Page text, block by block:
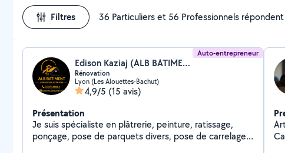
Filtres 36 Particuliers et 56 Professionnels répondent
Auto-entrepreneur
Edison Kaziaj (ALB BATIMENT)
Rénovation
Lyon (Les Alouettes-Bachut)
4,9/5 (15 avis)
Présentation
Je suis spécialiste en plâtrerie, peinture, ratissage,
ponçage, pose de parquets divers, pose de carrelage,